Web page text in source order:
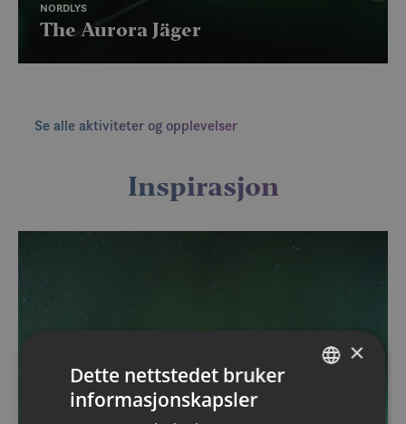
NORDLYS
The Aurora Jäger
Se alle aktiviteter og opplevelser
Inspirasjon
×
Dette nettstedet bruker
informasjonskapsler